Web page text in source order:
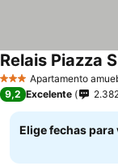
3 EstrellasApartamento
Relais Piazza
9,2 Excelente
Elige fechas